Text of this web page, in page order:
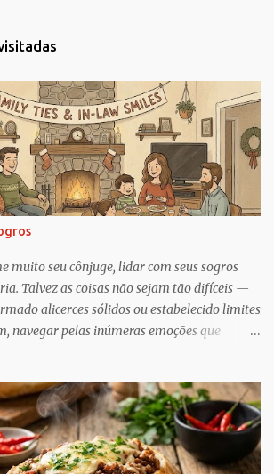
muito seu cônjuge, lidar com seus sogros
Talvez as coisas não sejam tão difíceis —
alicerces sólidos ou estabelecido limites
navegar pelas inúmeras emoções que
de Serviço Social da Universidade de
de In-Law Relationships: Mothers,
Sons , para o qual ele e o coautor Michael
entrevistaram mais de 1.500 sogros